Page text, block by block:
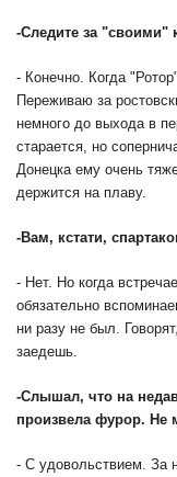
-Следите за "своими"
- Конечно. Когда
Переживаю за
немного до выхода в
старается, но
Донецка ему очень
держится на плаву.
-Вам, кстати,
- Нет. Но когда
обязательно
ни разу не был.
заедешь.
-Слышал, что на
произвела фурор. Не
- С удовольствием. За